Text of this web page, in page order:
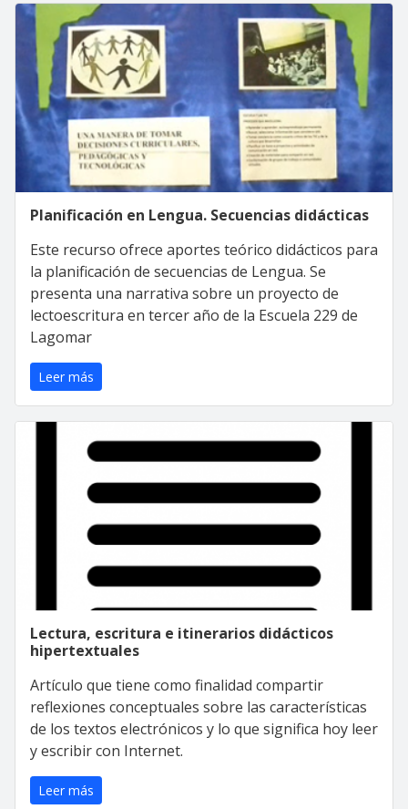
Planificación en Lengua. Secuencias didácticas
Este recurso ofrece aportes teórico didácticos para
la planificación de secuencias de Lengua. Se
presenta una narrativa sobre un proyecto de
lectoescritura en tercer año de la Escuela 229 de
Lagomar
Leer más
Lectura, escritura e itinerarios didácticos
hipertextuales
Artículo que tiene como finalidad compartir
reflexiones conceptuales sobre las características
de los textos electrónicos y lo que significa hoy leer
y escribir con Internet.
Leer más